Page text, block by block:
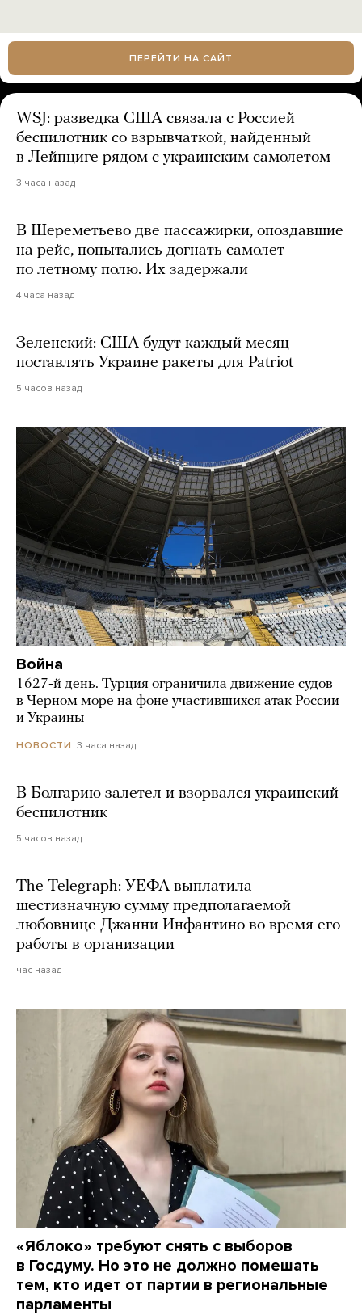
ПЕРЕЙТИ НА САЙТ
WSJ: разведка США связала с Россией
беспилотник со взрывчаткой, найденный
в Лейпциге рядом с украинским самолетом
3 часа назад
В Шереметьево две пассажирки, опоздавшие
на рейс, попытались догнать самолет
по летному полю. Их задержали
4 часа назад
Зеленский: США будут каждый месяц
поставлять Украине ракеты для Patriot
5 часов назад
Война
1627-й день. Турция ограничила движение судов
в Черном море на фоне участившихся атак России
и Украины
НОВОСТИ 3 часа назад
В Болгарию залетел и взорвался украинский
беспилотник
5 часов назад
The Telegraph: УЕФА выплатила
шестизначную сумму предполагаемой
любовнице Джанни Инфантино во время его
работы в организации
час назад
«Яблоко» требуют снять с выборов
в Госдуму. Но это не должно помешать
тем, кто идет от партии в региональные
парламенты